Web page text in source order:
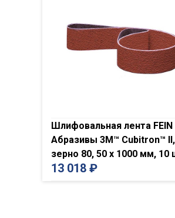
Шлифовальная лента FEIN
Абразивы 3M™ Cubitron™ II,
зерно 80, 50 x 1000 мм, 10
13 018 ₽